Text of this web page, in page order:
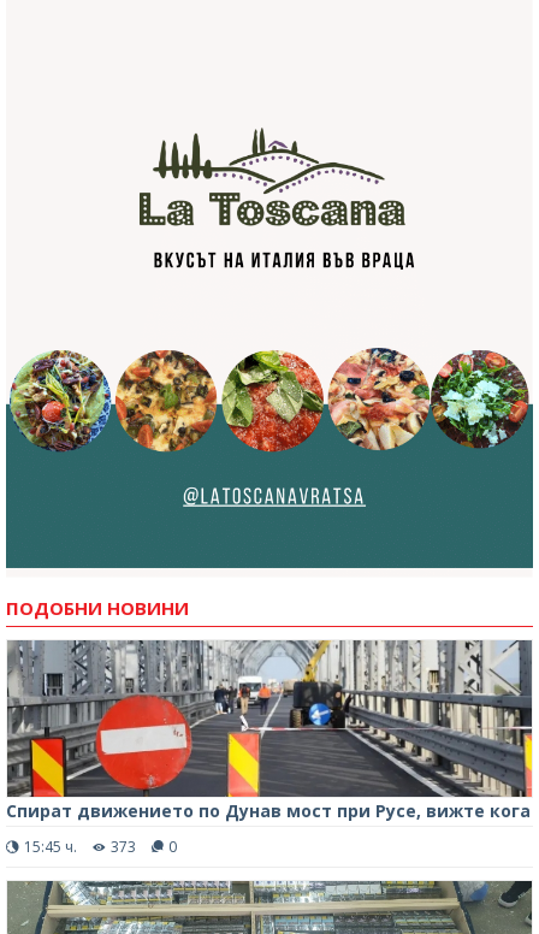
ПОДОБНИ НОВИНИ
Спират движението по Дунав мост при Русе, вижте кога
15:45 ч. 373 0